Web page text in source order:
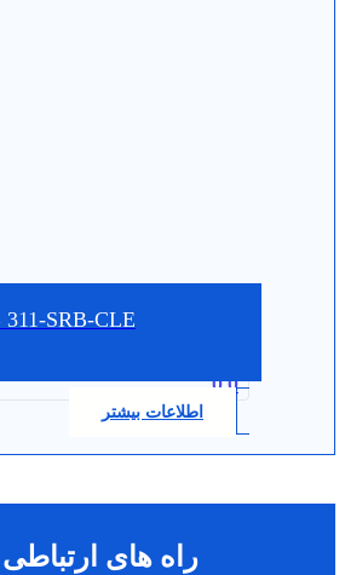
311-SRB-CLE
0.0
اطلاعات بیشتر
راه های ارتباطی